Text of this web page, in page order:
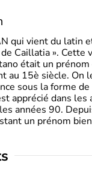
qui vient du latin
Caillatia ». Cette
était un
au 15è siècle. On
sous la forme
apprécié dans les
années 90.
un prénom